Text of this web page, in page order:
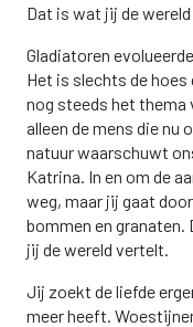
Dat is wat jij de wereld
Gladiatoren
Het is slechts de
nog steeds het thema
alleen de mens die nu
natuur waarschuwt
Katrina. In en om de
weg, maar jij gaat
bommen en granaten.
jij de wereld vertelt.
Jij zoekt de liefde
meer heeft.